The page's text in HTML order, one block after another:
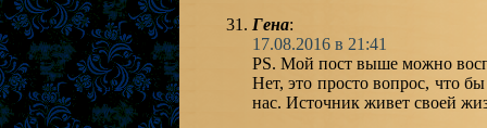
Гена:
17.08.2016 в 21:41
PS. Мой пост выше можно
Нет, это просто вопрос, что
нас. Источник живет своей